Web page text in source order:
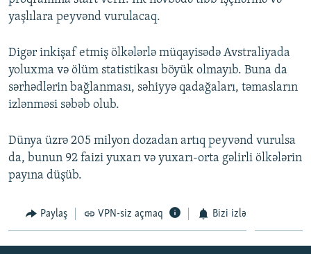
yaşlılara peyvənd vurulacaq.
Digər inkişaf etmiş ölkələrlə müqayisədə Avstraliyada
yoluxma və ölüm statistikası böyük olmayıb. Buna da
sərhədlərin bağlanması, səhiyyə qadağaları, təmasların
izlənməsi səbəb olub.
Dünya üzrə 205 milyon dozadan artıq peyvənd vurulsa
da, bunun 92 faizi yuxarı və yuxarı-orta gəlirli ölkələrin
payına düşüb.
Paylaş VPN-siz açmaq Bizi izlə